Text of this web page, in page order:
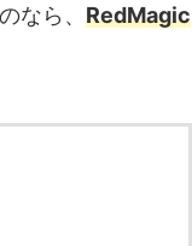
なら、 RedMagic